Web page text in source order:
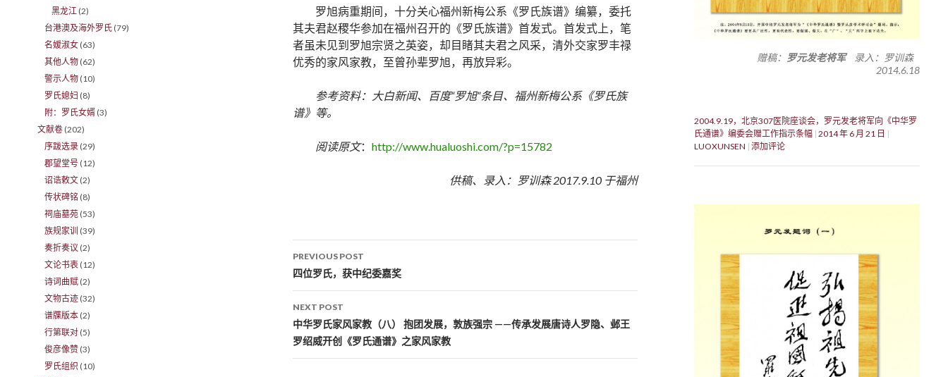
罗旭病重期间，十分关心福州新梅公系《罗氏族谱》编纂，委托
其夫君赵稷华参加在福州召开的《罗氏族谱》首发式。首发式上，笔
者虽未见到罗旭宗贤之英姿，却目睹其夫君之风采，清外交家罗丰禄
优秀的家风家教，至曾孙辈罗旭，再放异彩。
参考资料：大白新闻、百度“罗旭”条目、福州新梅公系《罗氏族
谱》等。
阅读原文： http://www.hualuoshi.com/?p=15782
供稿、录入：罗训森 2017.9.10 于福州
Post navigation
PREVIOUS POST
四位罗氏，获中纪委嘉奖
NEXT POST
中华罗氏家风家教（八） 抱团发展，敦族强宗 ——传承发展唐诗人罗隐、邺王
罗绍威开创《罗氏通谱》之家风家教
赠稿： 罗元发老将军录入：罗训森
2014.6.18
2004.9.19，北京307医院座谈会，罗元发老将军向《中华罗
氏通谱》编委会赠工作指示条幅 2014 年 6 月 21 日
LUOXUNSEN 添加评论
黑龙江 (2)
台港澳及海外罗氏 (79)
名嫒淑女 (63)
其他人物 (62)
警示人物 (10)
罗氏媳妇 (8)
附：罗氏女婿 (3)
文献卷 (202)
序跋选录 (29)
郡望堂号 (12)
诏诰敕文 (2)
传状碑铭 (8)
祠庙墓苑 (53)
族规家训 (39)
奏折奏议 (2)
文论书表 (12)
诗词曲赋 (2)
文物古迹 (32)
谱牒版本 (2)
行第联对 (5)
俊彦像赞 (3)
罗氏组织 (10)